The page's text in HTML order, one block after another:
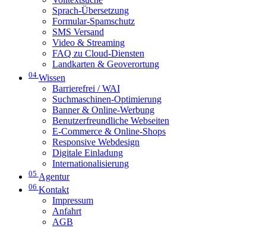
Sprach-Übersetzung
Formular-Spamschutz
SMS Versand
Video & Streaming
FAQ zu Cloud-Diensten
Landkarten & Geoverortung
04 Wissen
Barrierefrei / WAI
Suchmaschinen-Optimierung
Banner & Online-Werbung
Benutzerfreundliche Webseiten
E-Commerce & Online-Shops
Responsive Webdesign
Digitale Einladung
Internationalisierung
05 Agentur
06 Kontakt
Impressum
Anfahrt
AGB